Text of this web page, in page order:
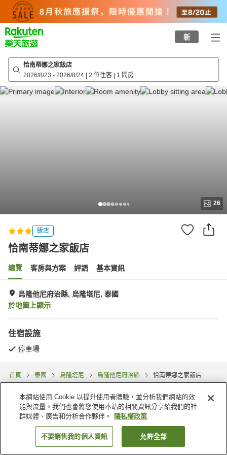
top
page
新
恰南蒂娜之家飯店
2026/8/23 - 2026/8/24 | 2 位住客 | 1 間房
26
飯店
恰南蒂娜之家飯店
總覽 客房與方案 評語 基本資訊
烏隆他尼府治縣, 烏隆塔尼, 泰國
於地圖上顯示
住宿設施
停車場
首頁 泰國 烏隆塔尼 烏隆他尼府治縣 恰南蒂娜之家飯店
找客房
本網站使用 Cookie 以提升使用者體驗，並分析我們網站的效
能與流量。我們也會將您使用本站的相關資訊分享給我們的社
群媒體、廣告和分析合作夥伴。
隱私權政策
不要銷售我的個人資訊 允許全部